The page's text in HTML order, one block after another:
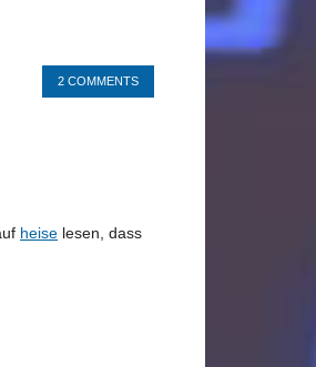
2 COMMENTS
heise lesen, dass